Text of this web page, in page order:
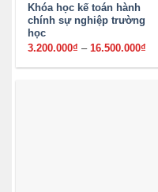
Khóa học kế toán hành
chính sự nghiệp trường
học
3.200.000₫ – 16.500.000₫
từ